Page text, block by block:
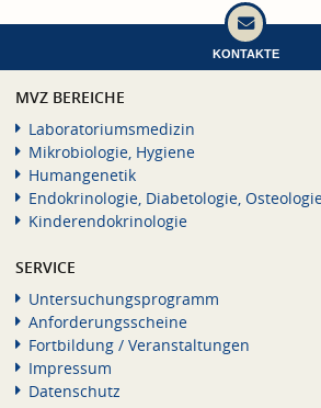
KONTAKTE
MVZ BEREICHE
Laboratoriumsmedizin
Mikrobiologie, Hygiene
Humangenetik
Endokrinologie, Diabetologie,
Kinderendokrinologie
SERVICE
Untersuchungsprogramm
Anforderungsscheine
Fortbildung / Veranstaltungen
Impressum
Datenschutz